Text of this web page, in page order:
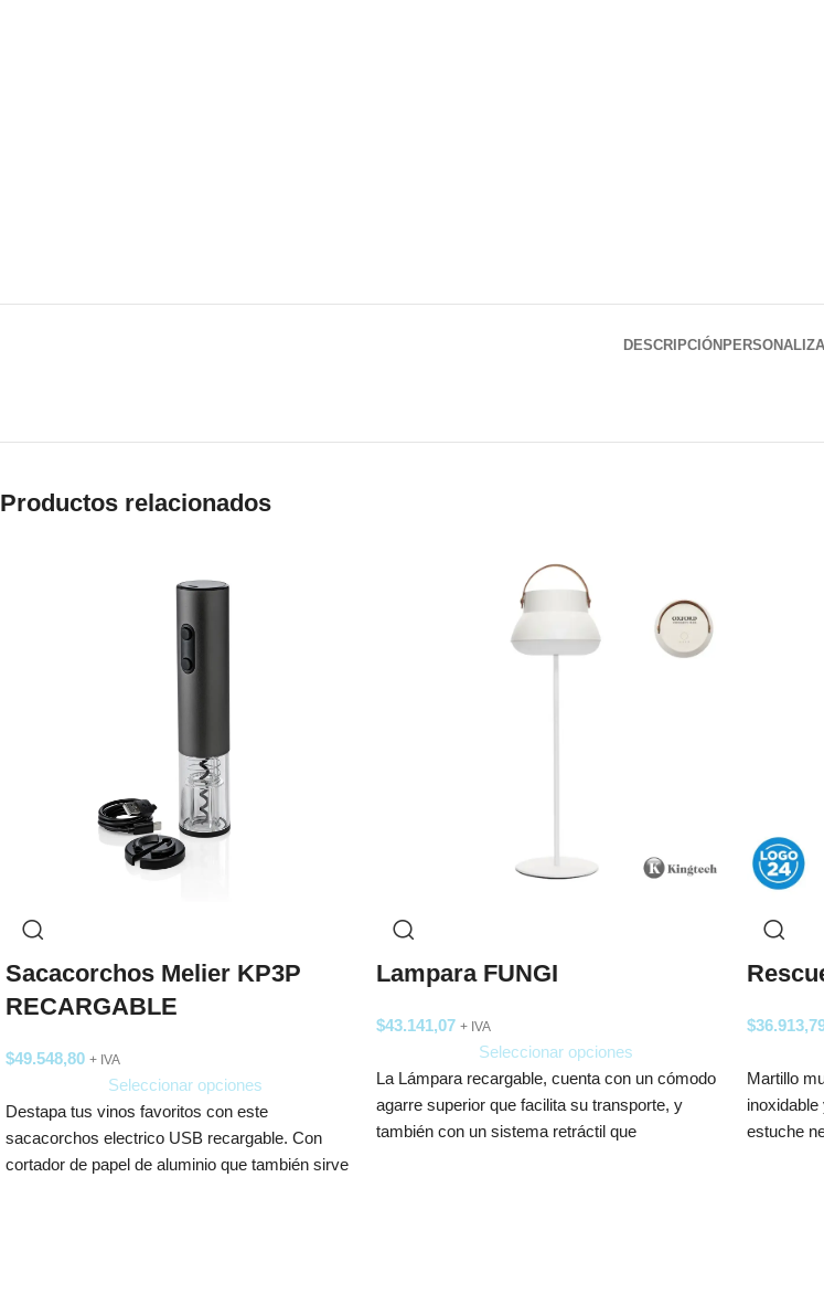
DESCRIPCIÓN
Productos relacionados
Sacacorchos Melier KP3P
RECARGABLE
$49.548,80 + IVA
Seleccionar opciones
Destapa tus vinos favoritos con este
sacacorchos electrico USB recargable. Con
cortador de papel de aluminio que también sirve
Lampara FUNGI
$43.141,07 + IVA
Seleccionar opciones
La Lámpara recargable, cuenta con un cómodo
agarre superior que facilita su transporte, y
también con un sistema retráctil que
$
Martillo
estuche